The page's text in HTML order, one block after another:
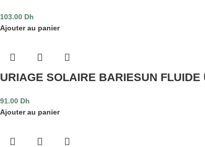
103.00 Dh
Ajouter au panier
URIAGE SOLAIRE BARIESUN FLUIDE
91.00 Dh
Ajouter au panier